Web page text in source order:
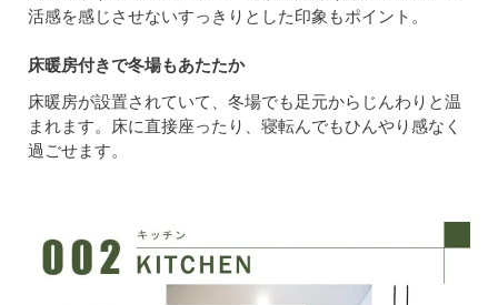
活感を感じさせないすっきりとした印象もポイント。
床暖房付きで冬場もあたたか
床暖房が設置されていて、冬場でも足元からじんわりと温
まれます。床に直接座ったり、寝転んでもひんやり感なく
過ごせます。